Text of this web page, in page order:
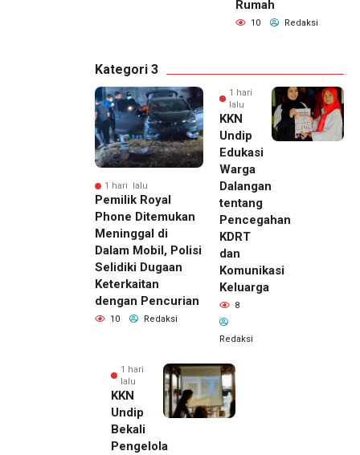
Rumah
10 Redaksi
Kategori 3
1 hari lalu
Pemilik Royal
Phone Ditemukan
Meninggal di
Dalam Mobil, Polisi
Selidiki Dugaan
Keterkaitan
dengan Pencurian
10 Redaksi
1 hari
lalu
KKN
Undip
Edukasi
Warga
Dalangan
tentang
Pencegahan
KDRT
dan
Komunikasi
Keluarga
8
Redaksi
1 hari
lalu
KKN
Undip
Bekali
Pengelola